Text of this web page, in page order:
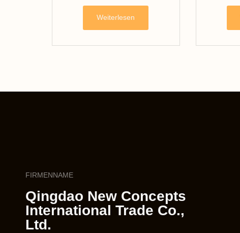
Weiterlesen
FIRMENNAME
Qingdao New Concepts
International Trade Co.,
Ltd.